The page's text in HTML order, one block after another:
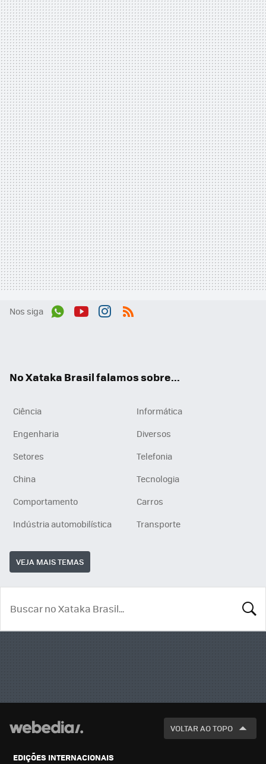
Nos siga
No Xataka Brasil falamos sobre...
Ciência
Informática
Engenharia
Diversos
Setores
Telefonia
China
Tecnologia
Comportamento
Carros
Indústria automobilística
Transporte
VEJA MAIS TEMAS
VOLTAR AO TOPO
EDIÇÕES INTERNACIONAIS